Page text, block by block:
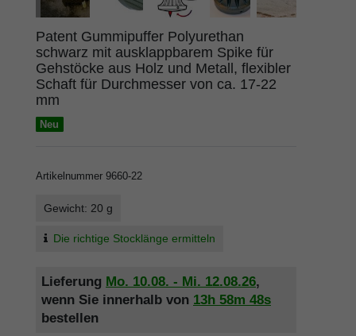
Patent Gummipuffer Polyurethan
schwarz mit ausklappbarem Spike für
Gehstöcke aus Holz und Metall, flexibler
Schaft für Durchmesser von ca. 17-22
mm
Neu
Artikelnummer 9660-22
Gewicht: 20 g
Die richtige Stocklänge ermitteln
Lieferung Mo. 10.08. - Mi. 12.08.26,
wenn Sie innerhalb von 13h 58m 48s
bestellen